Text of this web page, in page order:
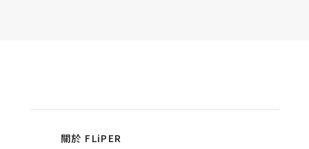
關於 FLiPER